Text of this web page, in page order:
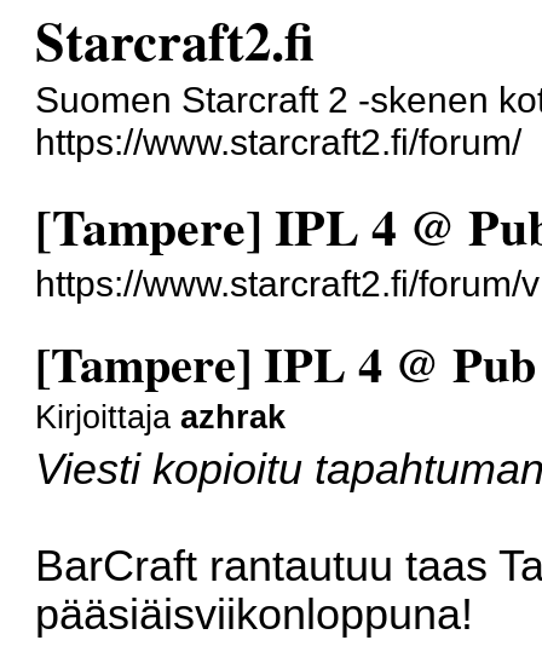
Starcraft2.fi
Suomen Starcraft 2 -skenen
https://www.starcraft2.fi/forum/
[Tampere] IPL 4 @
https://www.starcraft2.fi/
[Tampere] IPL 4 @
Kirjoittajaazhrak
Viesti kopioitu
BarCraft rantautuu taas
pääsiäisviikonloppuna!